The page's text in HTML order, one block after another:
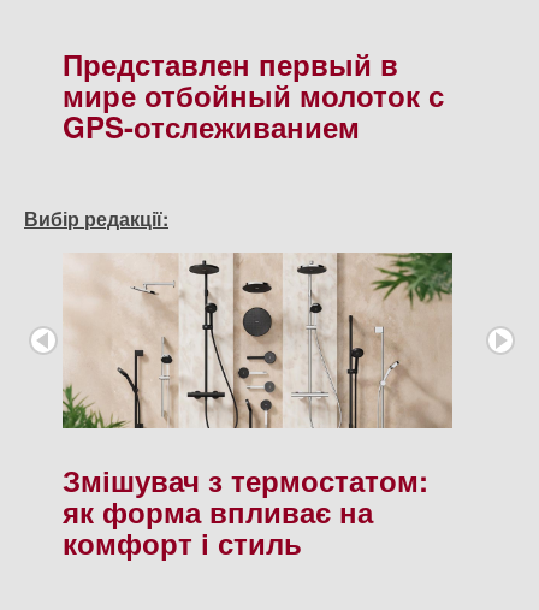
Представлен первый в
мире отбойный молоток с
GPS-отслеживанием
Вибір редакції:
Змішувач з термостатом:
як форма впливає на
комфорт і стиль